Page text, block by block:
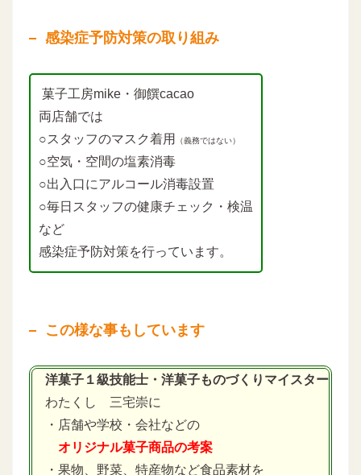
感染症予防対策の取り組み
菓子工房mike・御饌cacao
両店舗では
○スタッフのマスク着用
（義務ではない）
○空気・空間の塩素消毒
○出入口にアルコール消毒設置
○毎日スタッフの健康チェック・検温
など
感染症予防対策を行っています。
この様な事もしています
洋菓子１級技能士・洋菓子ものづくりマイスター
わたくし 三宅崇に
・店舗や学校・会社などの
オリジナル菓子商品の考案
・果物、野菜、特産物など食品素材を